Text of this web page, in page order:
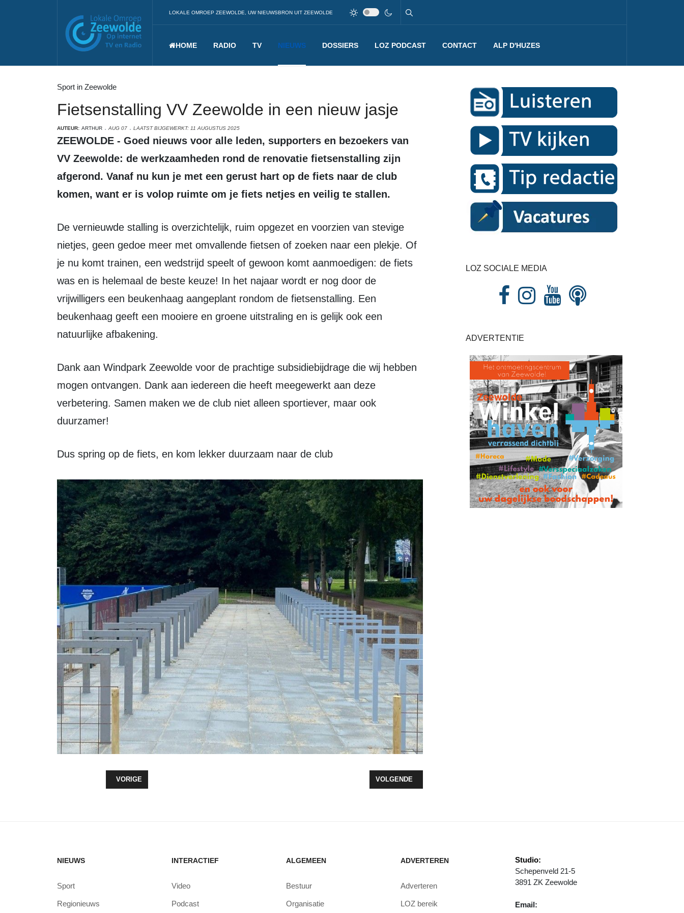
LOKALE OMROEP ZEEWOLDE, UW NIEUWSBRON UIT ZEEWOLDE
HOME RADIO TV NIEUWS DOSSIERS LOZ PODCAST CONTACT ALP D'HUZES
Sport in Zeewolde
Fietsenstalling VV Zeewolde in een nieuw jasje
AUTEUR: ARTHUR AUG 07 LAATST BIJGEWERKT: 11 AUGUSTUS 2025
ZEEWOLDE - Goed nieuws voor alle leden, supporters en bezoekers van
VV Zeewolde: de werkzaamheden rond de renovatie fietsenstalling zijn
afgerond. Vanaf nu kun je met een gerust hart op de fiets naar de club
komen, want er is volop ruimte om je fiets netjes en veilig te stallen.
De vernieuwde stalling is overzichtelijk, ruim opgezet en voorzien van stevige
nietjes, geen gedoe meer met omvallende fietsen of zoeken naar een plekje. Of
je nu komt trainen, een wedstrijd speelt of gewoon komt aanmoedigen: de fiets
was en is helemaal de beste keuze! In het najaar wordt er nog door de
vrijwilligers een beukenhaag aangeplant rondom de fietsenstalling. Een
beukenhaag geeft een mooiere en groene uitstraling en is gelijk ook een
natuurlijke afbakening.
Dank aan Windpark Zeewolde voor de prachtige subsidiebijdrage die wij hebben
mogen ontvangen. Dank aan iedereen die heeft meegewerkt aan deze
verbetering. Samen maken we de club niet alleen sportiever, maar ook
duurzamer!
Dus spring op de fiets, en kom lekker duurzaam naar de club
VORIG ARTIKEL: NIEUW SPORTEVENEMENT GRIT GAME KOMT NAAR ZEEWOLDE
VORIGE VOLGENDE ARTIKEL: ETAPPE SIMAC LADIES TOUR START 4 SEPTEMBER OP RAADHUISPLEIN
VOLGENDE
LOZ SOCIALE MEDIA
ADVERTENTIE
NIEUWS
Sport
Regionieuws
INTERACTIEF
Video
Podcast
ALGEMEEN
Bestuur
Organisatie
ADVERTEREN
Adverteren
LOZ bereik
Studio:
Schepenveld 21-5
3891 ZK Zeewolde
Email: